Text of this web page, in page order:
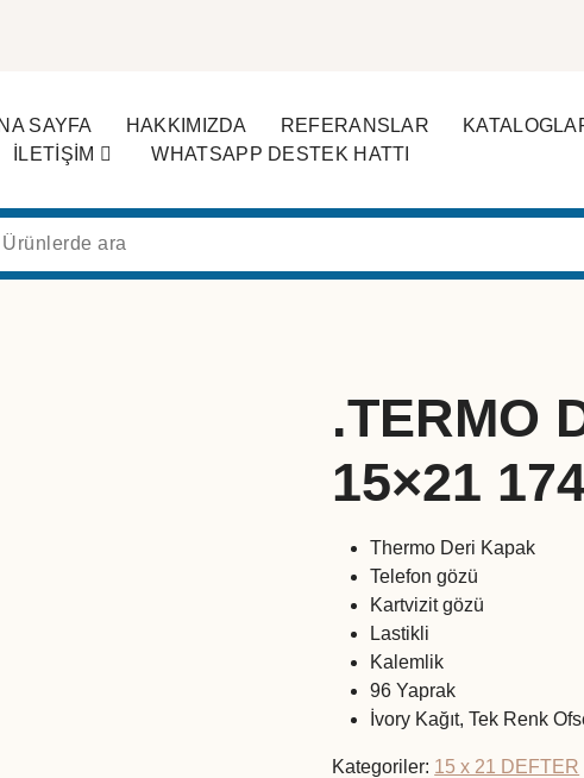
SAYFA HAKKIMIZDA REFERANSLAR
İLETİŞİM
WHATSAPP DESTEK HATTI
.TERMO
15×21
Thermo Deri Kapak
Telefon gözü
Kartvizit gözü
Lastikli
Kalemlik
96 Yaprak
İvory Kağıt, Tek Renk
Kategoriler: 15 x 21 DEFTER